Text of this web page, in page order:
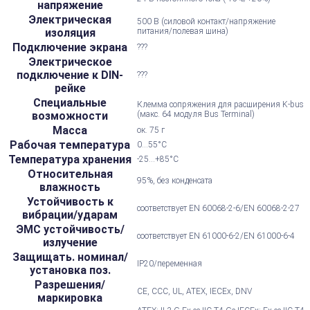
напряжение
Электрическая
изоляция
500 В (силовой контакт/напряжение
питания/полевая шина)
Подключение экрана ???
Электрическое
подключение к DIN-
рейке
???
Специальные
возможности
Клемма сопряжения для расширения K-bus
(макс. 64 модуля Bus Terminal)
Масса ок. 75 г
Рабочая температура 0...55°С
Температура хранения -25...+85°С
Относительная
влажность
95%, без конденсата
Устойчивость к
вибрации/ударам
соответствует EN 60068-2-6/EN 60068-2-27
ЭМС устойчивость/
излучение
соответствует EN 61000-6-2/EN 61000-6-4
Защищать. номинал/
установка поз.
IP20/переменная
Разрешения/
маркировка
CE, CCC, UL, ATEX, IECEx, DNV